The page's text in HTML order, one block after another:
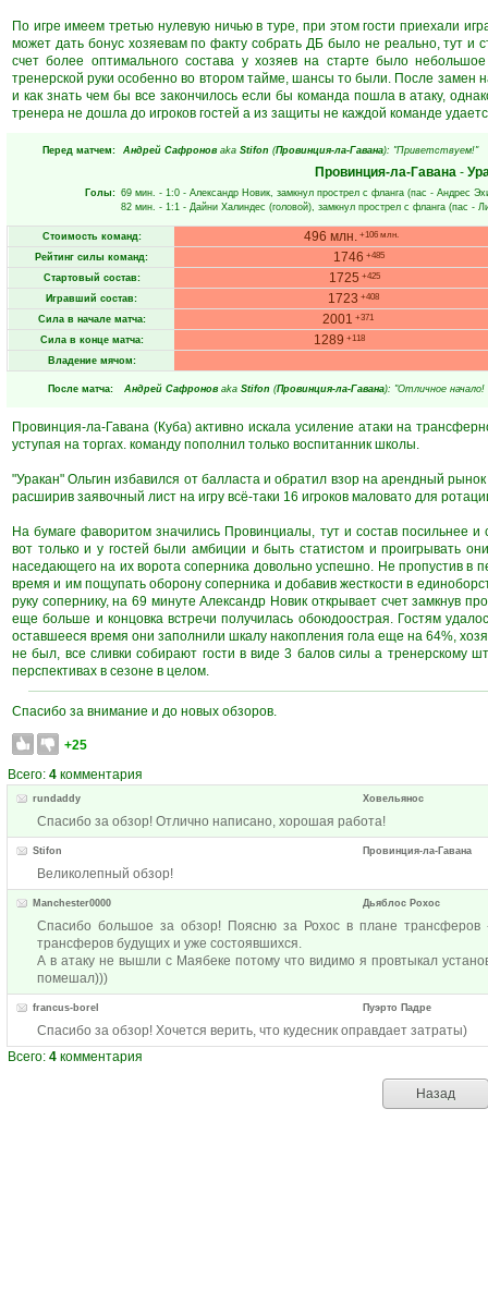
По игре имеем третью нулевую ничью в туре, при этом гости приехали
может дать бонус хозяевам по факту собрать ДБ было не реально, тут и
счет более оптимального состава у хозяев на старте было
тренерской руки особенно во втором тайме, шансы то были. После замен
и как знать чем бы все закончилось если бы команда пошла в атаку,
тренера не дошла до игроков гостей а из защиты не каждой команде
Перед матчем: Андрей Сафронов aka Stifon (Провинция-ла-Гавана): "Приветствуем!"
Провинция-ла-Гавана-
Голы: 69 мин. - 1:0 - Александр Новик, замкнул прострел с фланга (пас - Андрес
82 мин. - 1:1 - Дайни Халиндес (головой), замкнул прострел с фланга (пас -
Стоимость команд: 496 млн. +106 млн.
Рейтинг силы команд: 1746 +485
Стартовый состав: 1725 +425
Игравший состав: 1723 +408
Сила в начале матча: 2001 +371
Сила в конце матча: 1289 +118
Владение мячом:
После матча: Андрей Сафронов aka Stifon (Провинция-ла-Гавана): "Отличное начало!
Провинция-ла-Гавана (Куба) активно искала усиление атаки на
уступая на торгах. команду пополнил только воспитанник школы.
"Уракан" Ольгин избавился от балласта и обратил взор на арендный
расширив заявочный лист на игру всё-таки 16 игроков маловато для
На бумаге фаворитом значились Провинциалы, тут и состав посильнее
вот только и у гостей были амбиции и быть статистом и проигрывать
наседающего на их ворота соперника довольно успешно. Не пропустив
время и им пощупать оборону соперника и добавив жесткости в
руку сопернику, на 69 минуте Александр Новик открывает счет замкнув
еще больше и концовка встречи получилась обоюдоострая. Гостям
оставшееся время они заполнили шкалу накопления гола еще на 64%,
не был, все сливки собирают гости в виде 3 балов силы а тренерскому
перспективах в сезоне в целом.
Спасибо за внимание и до новых обзоров.
+25
Всего: 4 комментария
rundaddy Ховельянос
Спасибо за обзор! Отлично написано, хорошая работа!
Stifon Провинция-ла-Гавана
Великолепный обзор!
Manchester0000 Дьяблос Рохос
Спасибо большое за обзор! Поясню за Рохос в плане
трансферов будущих и уже состоявшихся.
А в атаку не вышли с Маябеке потому что видимо я провтыкал
помешал)))
francus-borel Пуэрто Падре
Спасибо за обзор! Хочется верить, что кудесник оправдает затраты)
Всего: 4 комментария
Назад